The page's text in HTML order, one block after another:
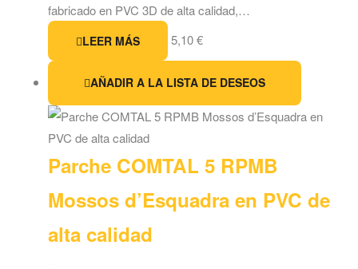
fabricado en PVC 3D de alta calidad,…
LEER MÁS 5,10€
AÑADIR A LA LISTA DE DESEOS
Parche COMTAL 5 RPMB
Mossos d’Esquadra en PVC de
alta calidad